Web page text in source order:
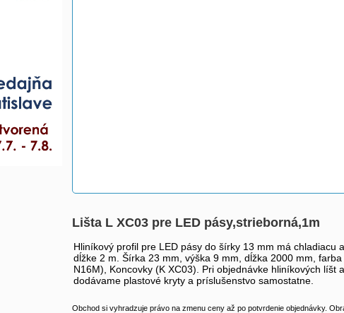
Lišta L XC03 pre LED pásy,strieborná,1m
Hliníkový profil pre LED pásy do šírky 13 mm má
dĺžke 2 m. Šírka 23 mm, výška 9 mm, dĺžka 2000 mm,
N16M), Koncovky (K XC03). Pri objednávke hliníkových
dodávame plastové kryty a príslušenstvo samostatne.
Obchod si vyhradzuje právo na zmenu ceny až po potvrdenie objednávky.